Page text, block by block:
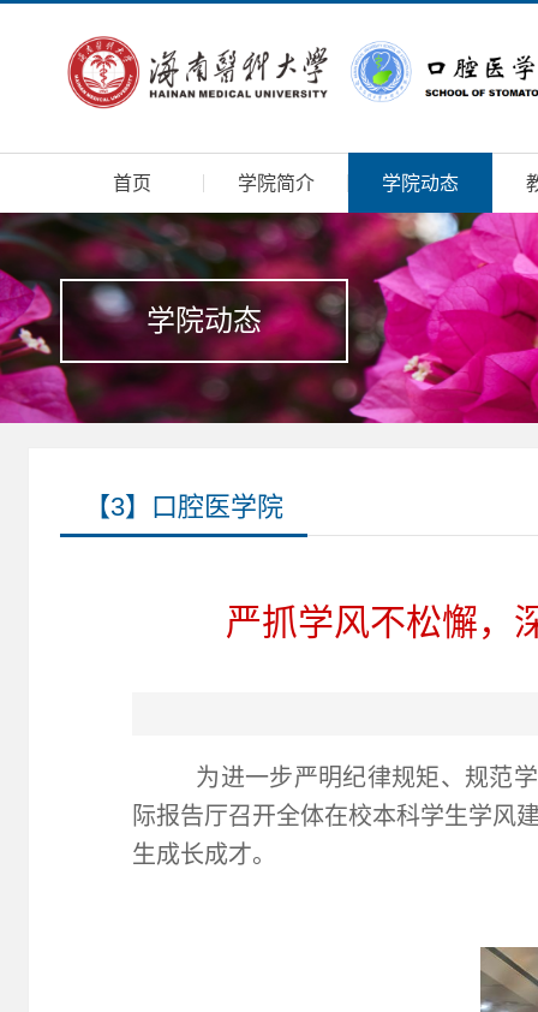
首页 学院简介 学院动态
学院动态
【3】口腔医学院
严抓学风不松懈，
为进一步严明纪律规矩、规范
际报告厅召开全体在校本科学生学风
生成长成才。